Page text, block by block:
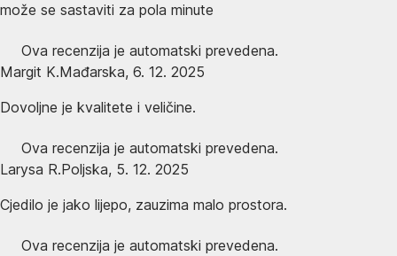
može se sastaviti za pola minute
Ova recenzija je automatski prevedena.
Margit K.Mađarska, 6. 12. 2025
Dovoljne je kvalitete i veličine.
Ova recenzija je automatski prevedena.
Larysa R.Poljska, 5. 12. 2025
Cjedilo je jako lijepo, zauzima malo prostora.
Ova recenzija je automatski prevedena.